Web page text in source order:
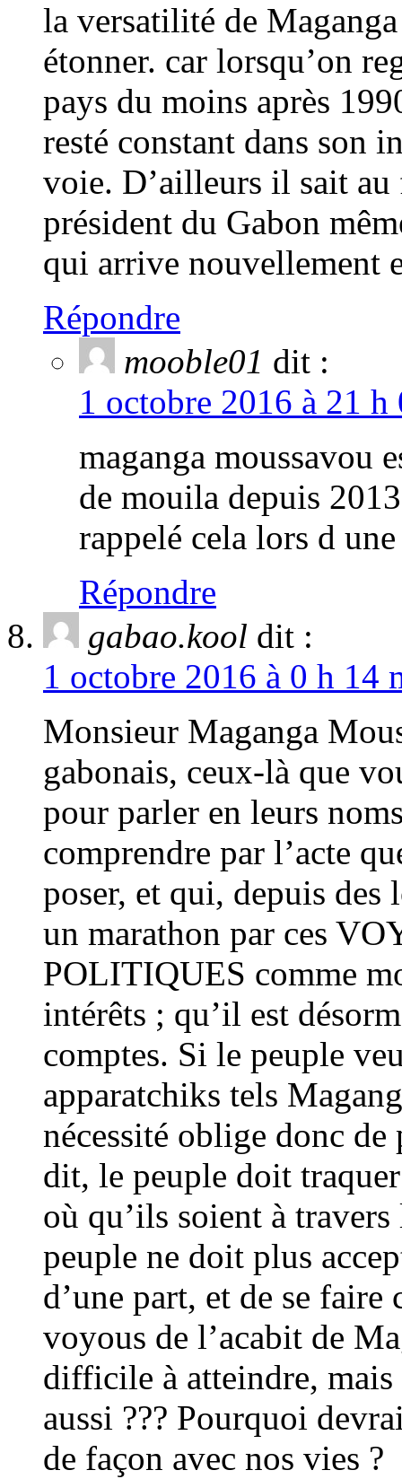
la versatilité de
étonner. car lorsqu’on
pays du moins après
resté constant dans son
voie. D’ailleurs il sait au
président du Gabon
qui arrive nouvellement
Répondre
mooble01 dit :
1 octobre 2016 à 21
maganga moussavou
de mouila depuis
rappelé cela lors d
Répondre
gabao.kool dit :
1 octobre 2016 à 0 h 14
Monsieur Maganga
gabonais, ceux-là que
pour parler en leurs
comprendre par l’acte
poser, et qui, depuis des
un marathon par ces
POLITIQUES comme
intérêts ; qu’il est
comptes. Si le peuple
apparatchiks tels
nécessité oblige donc
dit, le peuple doit
où qu’ils soient à
peuple ne doit plus
d’une part, et de se
voyous de l’acabit de
difficile à atteindre, mais
aussi ??? Pourquoi
de façon avec nos vies ?